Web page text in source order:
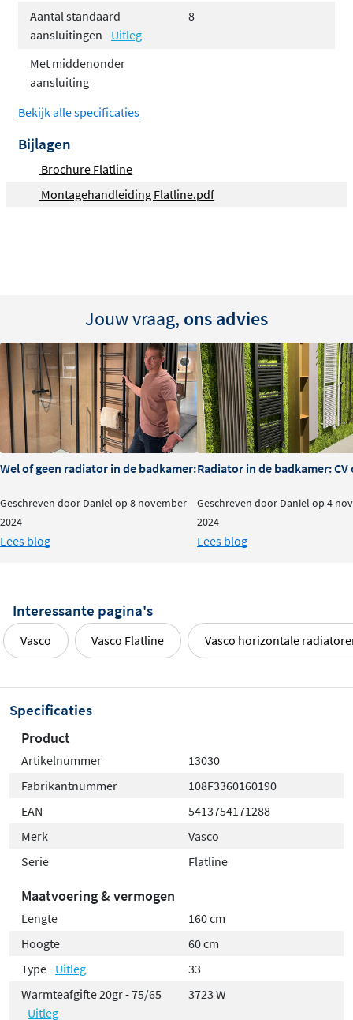
Montagevriendelijk dankzij zijn 8 aansluitingen,
waaronder de slimme middenaansluiting
Aantal standaard
aansluitingen
Uitleg
8
Met middenonder
aansluiting
Bekijk alle specificaties
Bijlagen
Brochure Flatline
Montagehandleiding Flatline.pdf
Jouw vraag, ons advies
Wel of geen radiator in de badkamer: is het nodig?
Geschreven door Daniel op 8 november
2024
Lees blog
Radiator in de badkamer:
Geschreven door Daniel op 4
2024
Lees blog
Interessante pagina's
Vasco Vasco Flatline Vasco horizontale
Specificaties
Product
Artikelnummer
13030
Fabrikantnummer
108F3360160190
EAN
5413754171288
Merk
Vasco
Serie
Flatline
Maatvoering & vermogen
Lengte
160 cm
Hoogte
60 cm
Type Uitleg
33
Warmteafgifte 20gr - 75/65
Uitleg
3723 W